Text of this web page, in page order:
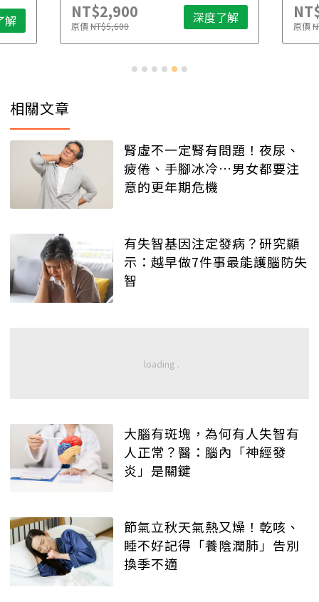
解 NT$2,900
原價NT$5,600 深度了解 原價
相關文章
腎虛不一定腎有問題！夜尿、
疲倦、手腳冰冷…男女都要注
意的更年期危機
有失智基因注定發病？研究顯
示：越早做7件事最能護腦防失
智
大腦有斑塊，為何有人失智有
人正常？醫：腦內「神經發
炎」是關鍵
節氣立秋天氣熱又燥！乾咳、
睡不好記得「養陰潤肺」告別
換季不適